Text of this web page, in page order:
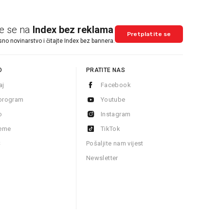
se na Index bez reklama
novinarstvo i čitajte Index bez bannera.
Pretplatite se
PRATITE NAS
Facebook
Youtube
Instagram
TikTok
Pošaljite nam vijest
Newsletter